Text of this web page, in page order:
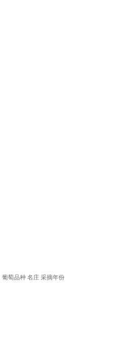
葡萄品种 名庄 采摘年份